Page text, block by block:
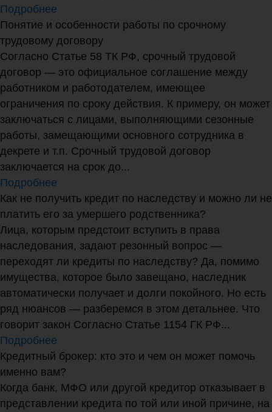
Подробнее
Понятие и особенности работы по срочному
трудовому договору
Согласно Статье 58 ТК РФ, срочный трудовой
договор — это официальное соглашение между
работником и работодателем, имеющее
ограничения по сроку действия. К примеру, он может
заключаться с лицами, выполняющими сезонные
работы, замещающими основного сотрудника в
декрете и т.п. Срочный трудовой договор
заключается на срок до...
Подробнее
Как не получить кредит по наследству и можно ли не
платить его за умершего родственника?
Лица, которым предстоит вступить в права
наследования, задают резонный вопрос —
переходят ли кредиты по наследству? Да, помимо
имущества, которое было завещано, наследник
автоматически получает и долги покойного. Но есть
ряд нюансов — разберемся в этом детальнее. Что
говорит закон Согласно Статье 1154 ГК РФ...
Подробнее
Кредитный брокер: кто это и чем он может помочь
именно вам?
Когда банк, МФО или другой кредитор отказывает в
представлении кредита по той или иной причине, на